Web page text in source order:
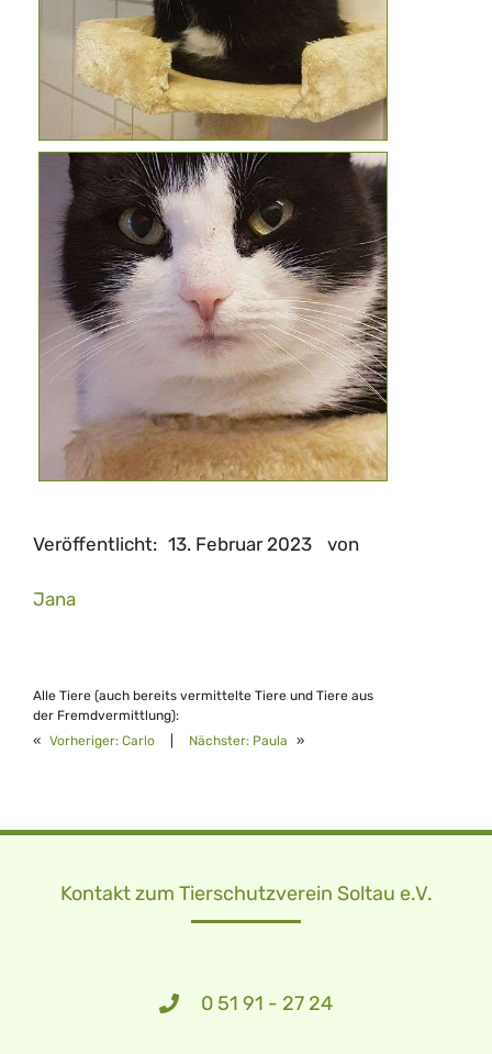
Veröffentlicht: 13. Februar 2023 von
Jana
Alle Tiere (auch bereits vermittelte Tiere und Tiere aus
der Fremdvermittlung):
« Vorheriger: Carlo Nächster: Paula »
Kontakt zum Tierschutzverein Soltau e.V.
0 51 91 - 27 24